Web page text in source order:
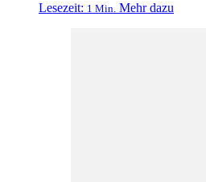
Lesezeit: 1 Min. Mehr dazu